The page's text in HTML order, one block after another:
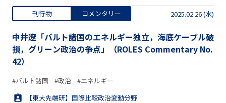
刊行物 コメンタリー 2025.02.26 (水)
中井遼「バルト諸国のエネルギー独立，海底ケーブル破
損，グリーン政治の争点」（ROLES Commentary No.
42）
#バルト諸国 #政治
#エネルギー
【東大先端研】国際比較政治変動分野